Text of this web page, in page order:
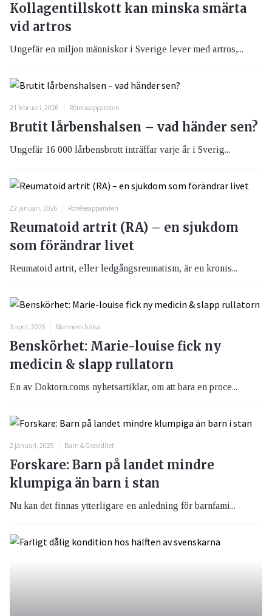
Kollagentillskott kan minska smärta
vid artros
Ungefär en miljon människor i Sverige lever med artros,...
21 februari, 2026 Rörelseapparaten
Brutit lårbenshalsen – vad händer sen?
Ungefär 16 000 lårbensbrott inträffar varje år i Sverig...
22 januari, 2026 Rörelseapparaten
Reumatoid artrit (RA) – en sjukdom
som förändrar livet
Reumatoid artrit, eller ledgångsreumatism, är en kronis...
3 april, 2025 Mannens hälsa
Benskörhet: Marie-louise fick ny
medicin & slapp rullatorn
En av Doktorn.coms nyhetsartiklar, om att bara en proce...
2 januari, 2025 Barn & Graviditet
Forskare: Barn på landet mindre
klumpiga än barn i stan
Nu kan det finnas ytterligare en anledning för barnfami...